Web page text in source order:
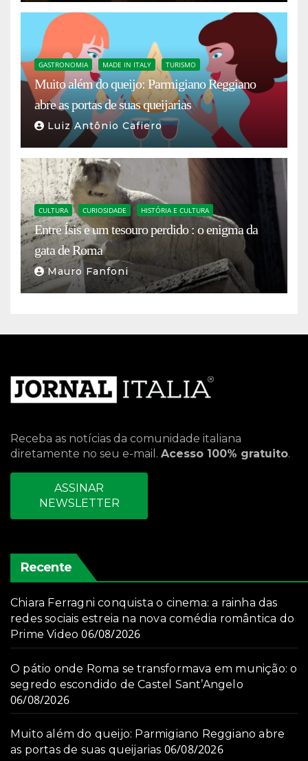
GASTRONOMIA MADE IN ITALY TURISMO
Muito além do queijo: Parmigiano Reggiano
abre as portas de suas queijarias
Luiz Antônio Cafiero
CULTURA CURIOSIDADE HISTÓRIA E CULTURA
Entre Ísis e um tesouro perdido : o enigma da
gata de Roma
Mauro Fanfoni
Receba as notícias da comunidade italiana
diretamente no seu e-mail. Acesso 100% gratuito.
ASSINAR
NEWSLETTER
Recente
Chiara Ferragni conquista o cinema: a rainha das
redes sociais estreia na nova comédia romântica do
Prime Video 06/08/2026
O pátio onde Roma se transformava em munição: o
segredo escondido de Castel Sant’Angelo
06/08/2026
Muito além do queijo: Parmigiano Reggiano abre
as portas de suas queijarias 06/08/2026